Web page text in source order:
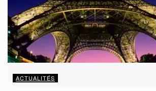
ACTUALITÉS